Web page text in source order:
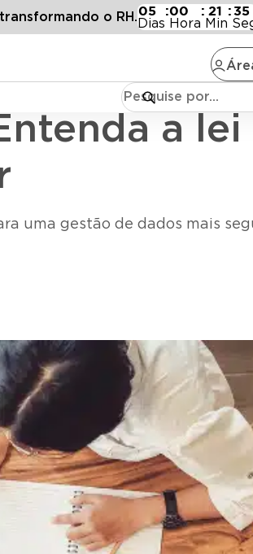
o RH.05
Dias
:00
Hora
: 21
Min
:33
RH? Entenda a lei e como se adequar
a
uma gestão de dados mais